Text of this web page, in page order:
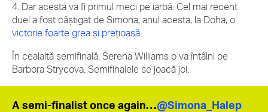
4. Dar acesta va fi primul meci pe iarbă. Cel mai recent
duel a fost câștigat de Simona, anul acesta, la Doha, o
victorie foarte grea și prețioasă.
În cealaltă semifinală, Serena Williams o va întâlni pe
Barbora Strycova. Semifinalele se joacă joi.
A semi-finalist once again…@Simona_Halep